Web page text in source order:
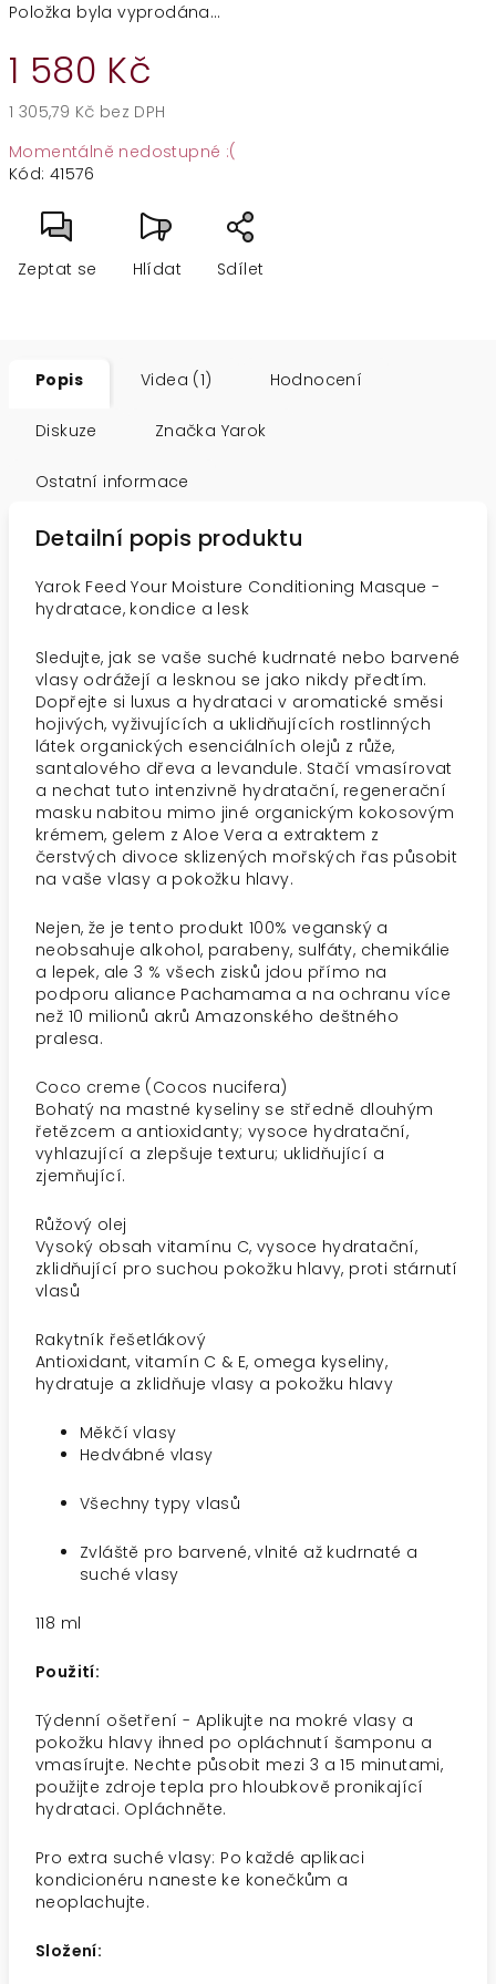
Položka byla vyprodána…
1 580 Kč
1 305,79 Kč bez DPH
cena:
Momentálně nedostupné :(
Kód: 41576
Zeptat se Hlídat Sdílet
Popis Videa (1) Hodnocení
Diskuze Značka Yarok
Ostatní informace
Detailní popis produktu
Yarok Feed Your Moisture Conditioning Masque -
hydratace, kondice a lesk
Sledujte, jak se vaše suché kudrnaté nebo barvené
vlasy odrážejí a lesknou se jako nikdy předtím.
Dopřejte si luxus a hydrataci v aromatické směsi
hojivých, vyživujících a uklidňujících rostlinných
látek organických esenciálních olejů z růže,
santalového dřeva a levandule. Stačí vmasírovat
a nechat tuto intenzivně hydratační, regenerační
masku nabitou mimo jiné organickým kokosovým
krémem, gelem z Aloe Vera a extraktem z
čerstvých divoce sklizených mořských řas působit
na vaše vlasy a pokožku hlavy.
Nejen, že je tento produkt 100% veganský a
neobsahuje alkohol, parabeny, sulfáty, chemikálie
a lepek, ale 3 % všech zisků jdou přímo na
podporu aliance Pachamama a na ochranu více
než 10 milionů akrů Amazonského deštného
pralesa.
Coco creme (Cocos nucifera)
Bohatý na mastné kyseliny se středně dlouhým
řetězcem a antioxidanty; vysoce hydratační,
vyhlazující a zlepšuje texturu; uklidňující a
zjemňující.
Růžový olej
Vysoký obsah vitamínu C, vysoce hydratační,
zklidňující pro suchou pokožku hlavy, proti stárnutí
vlasů
Rakytník řešetlákový
Antioxidant, vitamín C & E, omega kyseliny,
hydratuje a zklidňuje vlasy a pokožku hlavy
Měkčí vlasy
Hedvábné vlasy
Všechny typy vlasů
Zvláště pro barvené, vlnité až kudrnaté a
suché vlasy
118 ml
Použití:
Týdenní ošetření - Aplikujte na mokré vlasy a
pokožku hlavy ihned po opláchnutí šamponu a
vmasírujte. Nechte působit mezi 3 a 15 minutami,
použijte zdroje tepla pro hloubkově pronikající
hydrataci. Opláchněte.
Pro extra suché vlasy: Po každé aplikaci
kondicionéru naneste ke konečkům a
neoplachujte.
Složení: